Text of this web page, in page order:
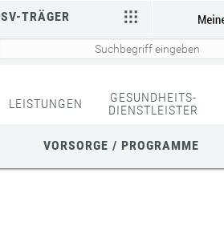
SV-TRÄGER
LEISTUNGEN
GESUNDHEITS-
DIENSTLEISTER
VORSORGE / PROGRAMME